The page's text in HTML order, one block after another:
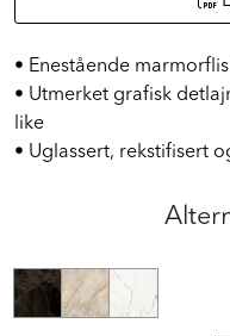
• Enestående
• Utmerket grafisk
like
• Uglassert, rekstifisert